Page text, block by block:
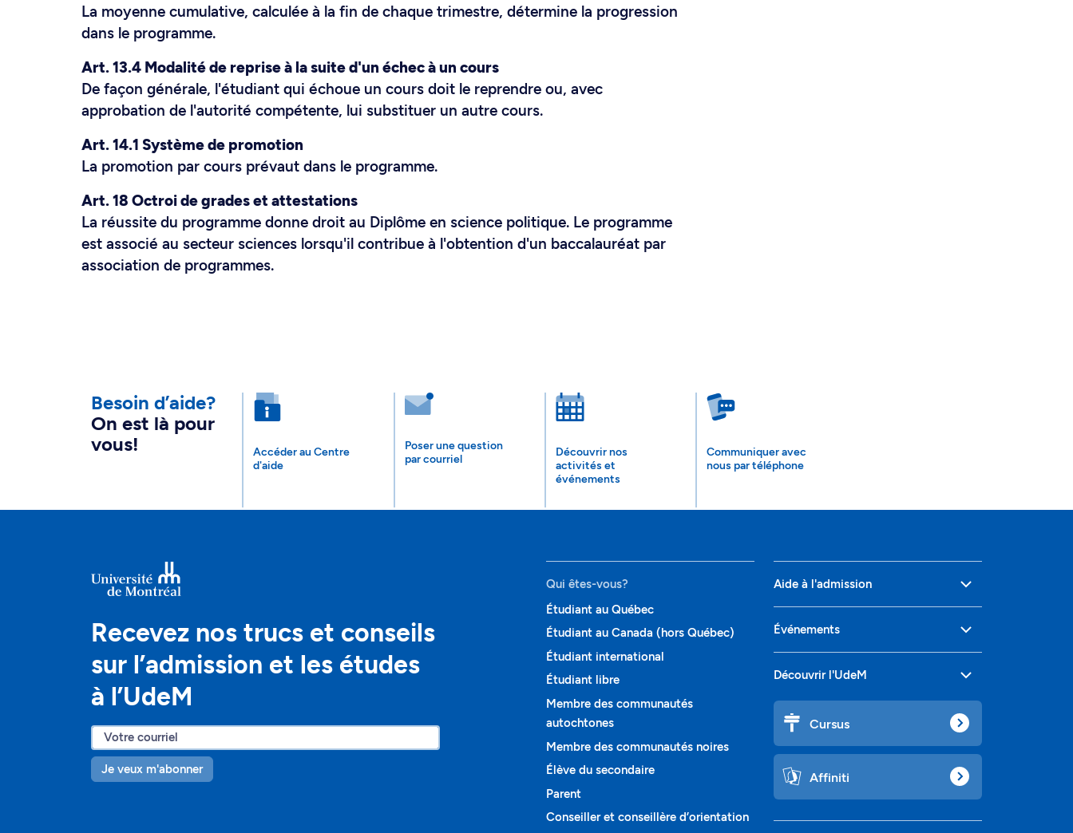
La moyenne cumulative, calculée à la fin de chaque trimestre, détermine la progression
dans le programme.
Art. 13.4 Modalité de reprise à la suite d'un échec à un cours
De façon générale, l'étudiant qui échoue un cours doit le reprendre ou, avec
approbation de l'autorité compétente, lui substituer un autre cours.
Art. 14.1 Système de promotion
La promotion par cours prévaut dans le programme.
Art. 18 Octroi de grades et attestations
La réussite du programme donne droit au Diplôme en science politique. Le programme
est associé au secteur sciences lorsqu'il contribue à l'obtention d'un baccalauréat par
association de programmes.
Besoin d’aide?
On est là pour
vous!
Accéder au Centre
d'aide
Poser une question
par courriel
Découvrir nos
activités et
événements
Communiquer avec
nous par téléphone
Recevez nos trucs et conseils
sur l’admission et les études
à l’UdeM
Je veux m'abonner
Qui êtes-vous?
Étudiant au Québec
Étudiant au Canada (hors Québec)
Étudiant international
Étudiant libre
Membre des communautés
autochtones
Membre des communautés noires
Élève du secondaire
Parent
Conseiller et conseillère d’orientation
Aide à l'admission
Événements
Découvrir l'UdeM
Cursus
Affiniti